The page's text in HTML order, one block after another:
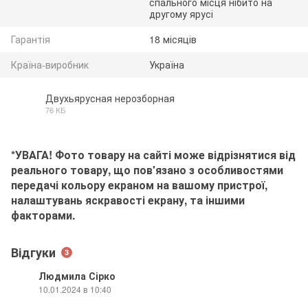
другому ярусі
Гарантія
18 місяців
Країна-виробник
Україна
Двухьярусная нерозборная
76 КБ
*УВАГА! Фото товару на сайті може відрізнятися від
реального товару, що пов'язано з особливостями
передачі кольору екраном на вашому пристрої,
налаштувань яскравості екрану, та іншими
факторами.
Відгуки 3
Людмила Сірко
10.01.2024 в 10:40